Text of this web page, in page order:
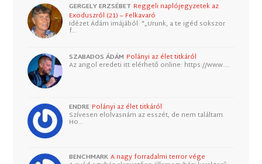
GERGELY ERZSÉBET Reggeli naplójegyzetek az
Exoduszról (21) – Felkavaró
Idézet Ádám imájából: "„Urunk, a te igéd sokszor
f…
SZABADOS ÁDÁM Polányi az élet titkáról
Az angol eredeti itt elérhető online: https://www.…
ENDRE Polányi az élet titkáról
Szívesen elolvasnám az esszét, de nem találtam.
Ho…
BENCHMARK A nagy forradalmi terror vége